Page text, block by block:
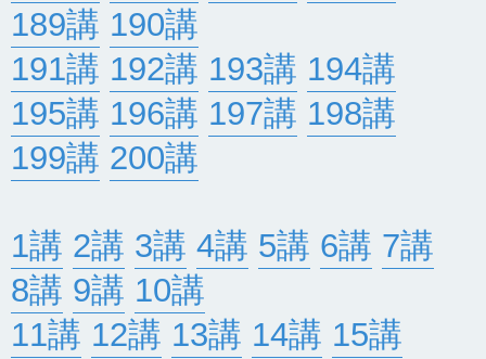
189講 190講
191講 192講 193講 194講
195講 196講 197講 198講
199講 200講
1講 2講 3講 4講 5講 6講 7講
8講 9講 10講
11講 12講 13講 14講 15講